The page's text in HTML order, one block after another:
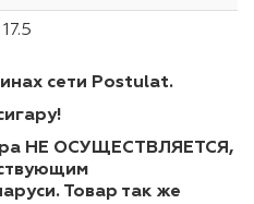
17.5
сети Postulat.
НЕ ОСУЩЕСТВЛЯЕТСЯ,
Товар так же